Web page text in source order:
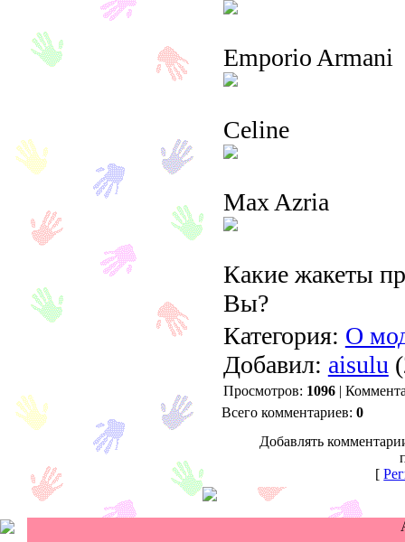
Emporio Armani
Сeline
Max Azria
Какие жакеты
Вы?
Категория: О
Добавил: aisulu
Просмотров: 1096|
Всего комментариев: 0
Добавлять
[